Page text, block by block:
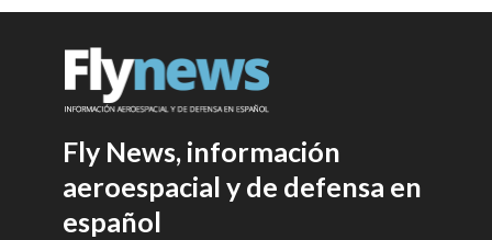
Fly News, información
aeroespacial y de defensa en
español